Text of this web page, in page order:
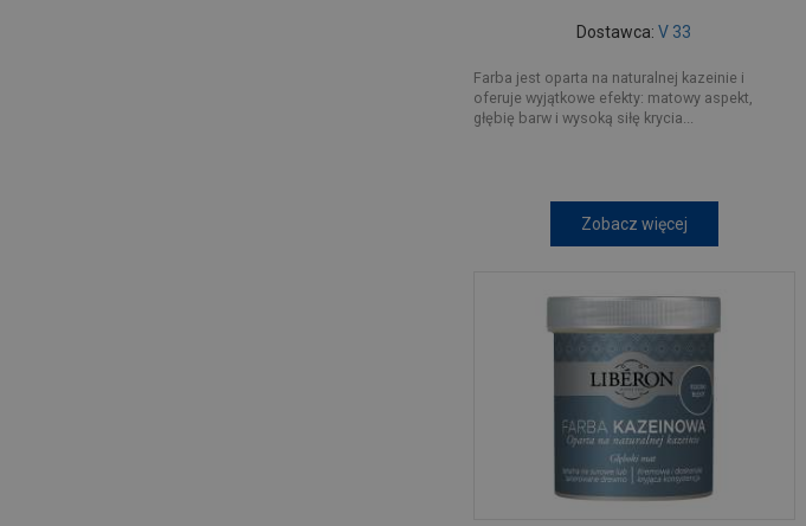
Dostawca:V 33
Farba jest oparta na naturalnej kazeinie i
oferuje wyjątkowe efekty: matowy aspekt,
głębię barw i wysoką siłę krycia...
Zobacz więcej